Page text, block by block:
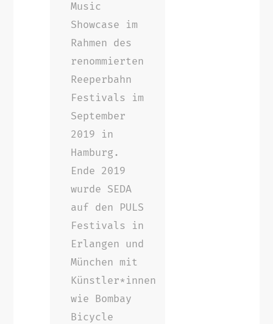
Music
Showcase im
Rahmen des
renommierten
Reeperbahn
Festivals im
September
2019 in
Hamburg.
Ende 2019
wurde SEDA
auf den PULS
Festivals in
Erlangen und
München mit
Künstler*innen
wie Bombay
Bicycle